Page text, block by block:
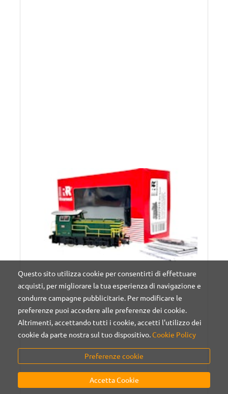
Questo sito utilizza cookie per consentirti di effettuare
acquisti, per migliorare la tua esperienza di navigazione e
condurre campagne pubblicitarie. Per modificare le
preferenze puoi accedere alle preferenze dei cookie.
Altrimenti, accettando tutti i cookie, accetti l'utilizzo dei
cookie da parte nostra sul tuo dispositivo.Cookie Policy
Preferenze cookie
Accetta Cookie